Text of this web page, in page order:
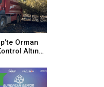
Orman
Altına